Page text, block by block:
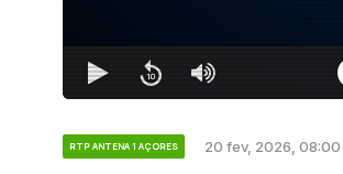
RTP ANTENA 1 AÇORES 20 fev, 2026, 08:00